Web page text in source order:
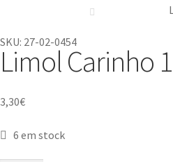
SKU: 27-02-0454
Limol Carinho
3,30€
6 em stock